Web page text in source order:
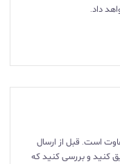
داد.
است. قبل از ارسال
کنید و بررسی کنید که